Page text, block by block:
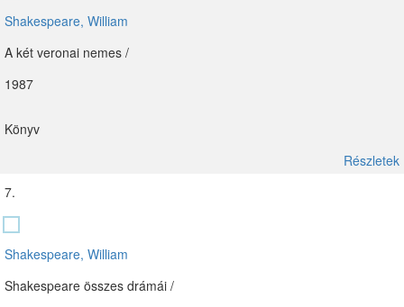
Shakespeare, William
A két veronai nemes /
1987
Könyv
Részletek
7.
Shakespeare, William
Shakespeare összes drámái /